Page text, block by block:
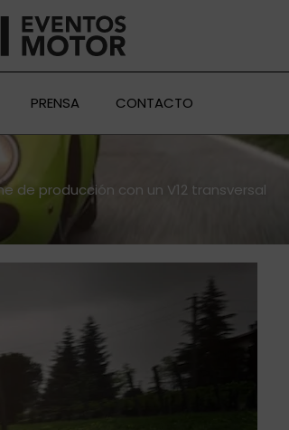
PRENSA CONTACTO
de producción con un V12 transversal